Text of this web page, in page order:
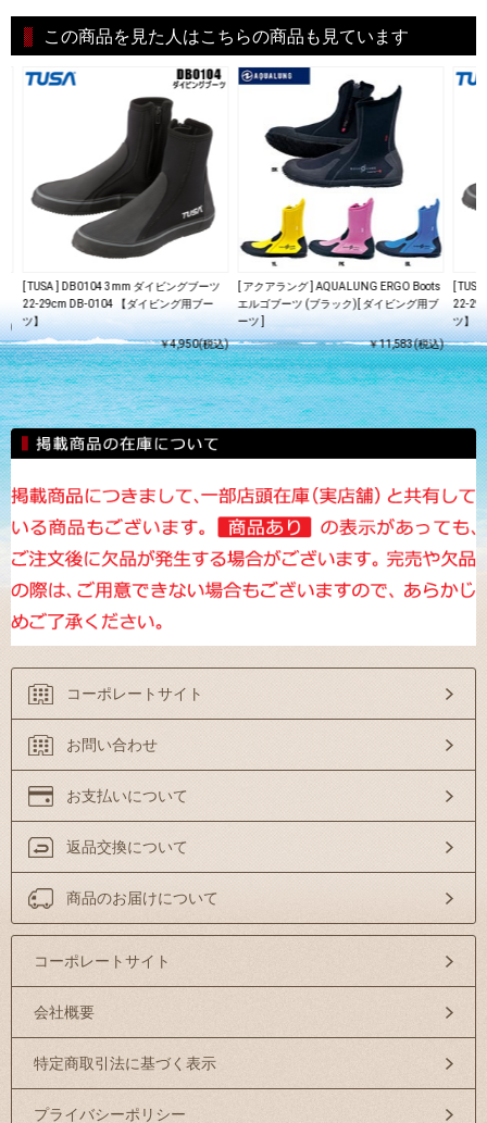
この商品を見た人はこちらの商品も見ています
)
[ TUSA ] DB0104 3mm ダイビングブーツ
22-29cm DB-0104 【ダイビング用ブー
ツ】
￥4,950(税込)
[ アクアラング ] AQUALUNG ERGO Boots
エルゴブーツ (ブラック)[ ダイビング用ブ
ーツ ]
￥11,583(税込)
[
22-
ツ】
コーポレートサイト
お問い合わせ
お支払いについて
返品交換について
商品のお届けについて
コーポレートサイト
会社概要
特定商取引法に基づく表示
プライバシーポリシー